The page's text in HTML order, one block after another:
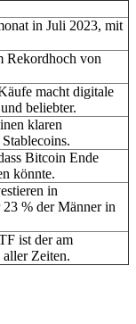
in Juli 2023, mit
Rekordhoch von
macht digitale
beliebter.
klaren
Bitcoin Ende
könnte.
in
% der Männer in
ist der am
aller Zeiten.